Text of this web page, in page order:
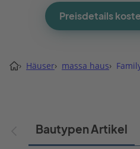
Preisdetails
› Häuser› massa haus›
Bautypen Artikel